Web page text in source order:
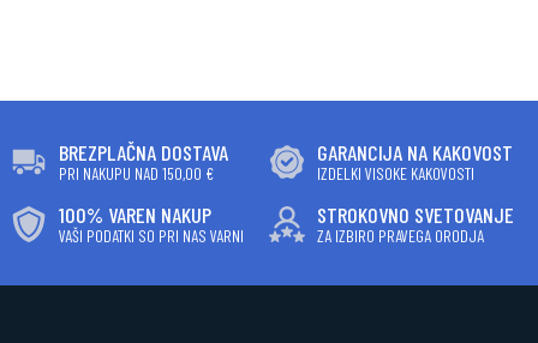
BREZPLAČNA DOSTAVA
PRI NAKUPU NAD 150,00 €
GARANCIJA NA KAKOVOST
IZDELKI VISOKE KAKOVOSTI
100% VAREN NAKUP
VAŠI PODATKI SO PRI NAS VARNI
STROKOVNO SVETOVANJE
ZA IZBIRO PRAVEGA ORODJA